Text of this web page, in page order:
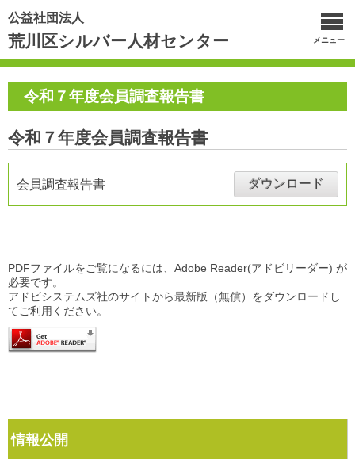
公益社団法人
荒川区シルバー人材センター メニュー
令和７年度会員調査報告書
令和７年度会員調査報告書
会員調査報告書 ダウンロード
PDFファイルをご覧になるには、Adobe Reader(アドビリーダー) が
必要です。
アドビシステムズ社のサイトから最新版（無償）をダウンロードし
てご利用ください。
情報公開